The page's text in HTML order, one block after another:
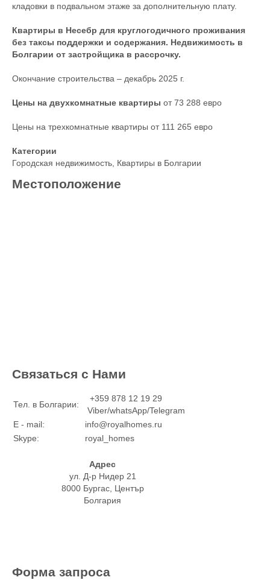
кладовки в подвальном этаже за дополнительную плату.
Квартиры в Несебр для круглогодичного проживания
без таксы поддержки и содержания. Недвижимость в
Болгарии от застройщика в рассрочку.
Окончание строительства – декабрь 2025 г.
Цены на двухкомнатные квартиры от 73 288 евро
Цены на трехкомнатные квартиры от 111 265 евро
Категории
Городская недвижимость, Квартиры в Болгарии
Местоположение
Связаться с Нами
Тел. в Болгарии:
+359 878 12 19 29
Viber/whatsApp/Telegram
E - mail:
info@royalhomes.ru
Skype:
royal_homes
Адрес
ул. Д-р Нидер 21
8000 Бургас, Център
Болгария
Форма запроса